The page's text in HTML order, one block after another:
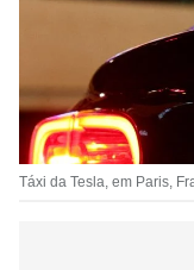
Táxi da Tesla, em Paris,